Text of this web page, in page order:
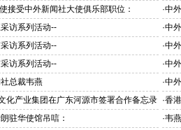
安全
医
接受中外新闻社大使俱乐部职位：
通
·中
访系列活动--
·中
“科
访系列活动--
·中
小
访系列活动--
球影响力的应用示范高地
·中
总裁韦燕 ·中
证
化产业集团在广东河源市签署合作备忘录 ·香
驻华使馆吊唁：
·韦